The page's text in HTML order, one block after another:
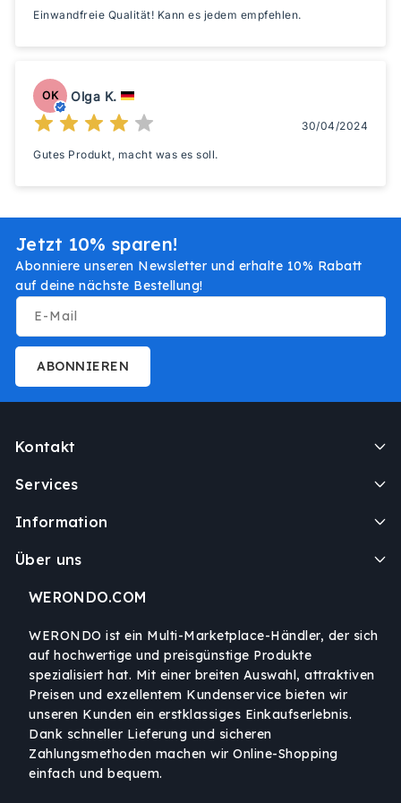
Einwandfreie Qualität! Kann es jedem empfehlen.
OK Olga K.
30/04/2024
Gutes Produkt, macht was es soll.
Jetzt 10% sparen!
Abonniere unseren Newsletter und erhalte 10% Rabatt
auf deine nächste Bestellung!
E-Mail
ABONNIEREN
Kontakt
Services
Information
Über uns
WERONDO.COM
WERONDO ist ein Multi-Marketplace-Händler, der sich
auf hochwertige und preisgünstige Produkte
spezialisiert hat. Mit einer breiten Auswahl, attraktiven
Preisen und exzellentem Kundenservice bieten wir
unseren Kunden ein erstklassiges Einkaufserlebnis.
Dank schneller Lieferung und sicheren
Zahlungsmethoden machen wir Online-Shopping
einfach und bequem.